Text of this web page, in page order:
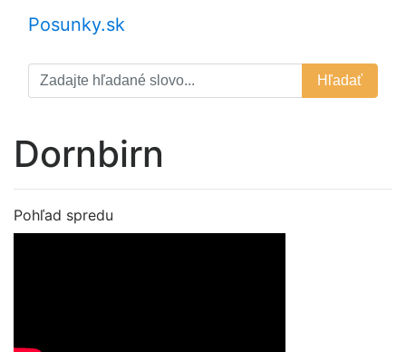
Posunky.sk
Hľadať
Dornbirn
Pohľad spredu